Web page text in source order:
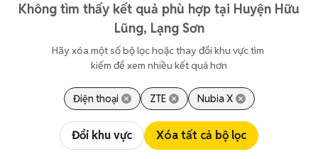
Không tìm thấy kết quả phù hợp tại Huyện Hữu
Lũng, Lạng Sơn
Hãy xóa một số bộ lọc hoặc thay đổi khu vực tìm
kiếm để xem nhiều kết quả hơn
Điện thoại ZTE Nubia X
Đổi khu vực Xóa tất cả bộ lọc